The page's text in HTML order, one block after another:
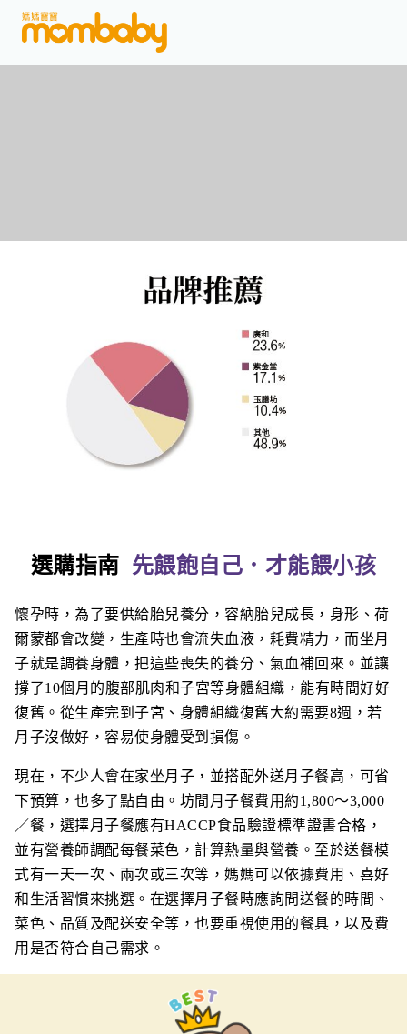
選購指南 先餵飽自己 ． 才能餵小孩
懷孕時，為了要供給胎兒養分，容納胎兒成長，身形、荷
爾蒙都會改變，生產時也會流失血液，耗費精力，而坐月
子就是調養身體，把這些喪失的養分、氣血補回來。並讓
撐了10個月的腹部肌肉和子宮等身體組織，能有時間好好
復舊。從生產完到子宮、身體組織復舊大約需要8週，若
月子沒做好，容易使身體受到損傷。
現在，不少人會在家坐月子，並搭配外送月子餐高，可省
下預算，也多了點自由。坊間月子餐費用約1,800～3,000
／餐，選擇月子餐應有HACCP食品驗證標準證書合格，
並有營養師調配每餐菜色，計算熱量與營養。至於送餐模
式有一天一次、兩次或三次等，媽媽可以依據費用、喜好
和生活習慣來挑選。在選擇月子餐時應詢問送餐的時間、
菜色、品質及配送安全等，也要重視使用的餐具，以及費
用是否符合自己需求。